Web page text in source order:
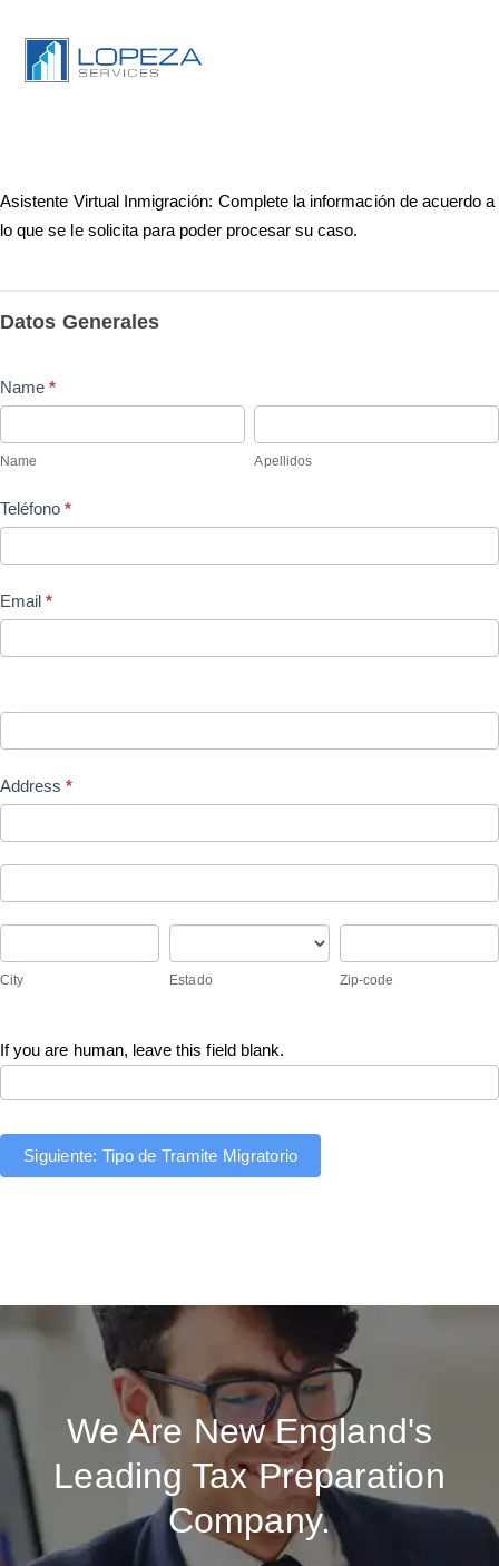
Asistente Virtual Inmigración: Complete la información de acuerdo a
lo que se le solicita para poder procesar su caso.
de
Datos Generales
Name*
Name Apellidos
Teléfono*
Email*
Address*
City Estado
code
Zip-code
If you are human, leave this field blank.
Siguiente: Tipo de Tramite Migratorio
We Are New England's
Leading Tax Preparation
Company.